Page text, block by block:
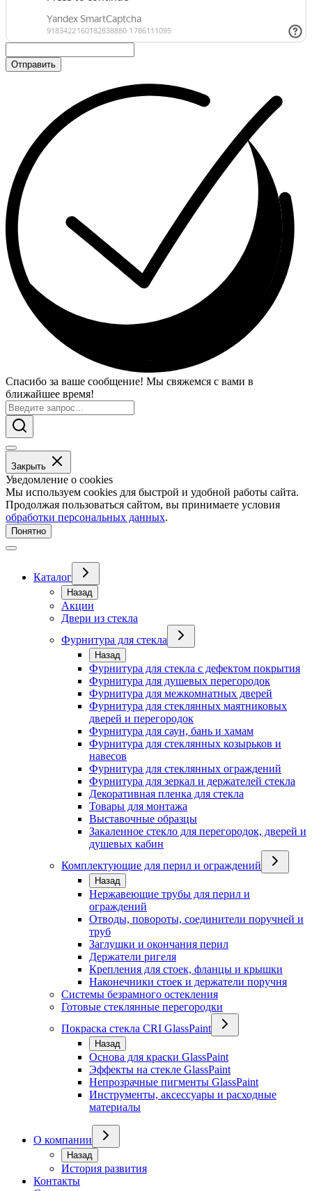
Отправить
Спасибо за ваше сообщение! Мы свяжемся с вами в
ближайшее время!
Закрыть
Уведомление о cookies
Мы используем cookies для быстрой и удобной работы сайта.
Продолжая пользоваться сайтом, вы принимаете условия
обработки персональных данных.
Понятно
Каталог
Назад
Акции
Двери из стекла
Фурнитура для стекла
Назад
Фурнитура для стекла с дефектом покрытия
Фурнитура для душевых перегородок
Фурнитура для межкомнатных дверей
Фурнитура для стеклянных маятниковых
дверей и перегородок
Фурнитура для саун, бань и хамам
Фурнитура для стеклянных козырьков и
навесов
Фурнитура для стеклянных ограждений
Фурнитура для зеркал и держателей стекла
Декоративная пленка для стекла
Товары для монтажа
Выставочные образцы
Закаленное стекло для перегородок, дверей и
душевых кабин
Комплектующие для перил и ограждений
Назад
Нержавеющие трубы для перил и
ограждений
Отводы, повороты, соединители поручней и
труб
Заглушки и окончания перил
Держатели ригеля
Крепления для стоек, фланцы и крышки
Наконечники стоек и держатели поручня
Системы безрамного остекления
Готовые стеклянные перегородки
Покраска стекла CRI GlassPaint
Назад
Основа для краски GlassPaint
Эффекты на стекле GlassPaint
Непрозрачные пигменты GlassPaint
Инструменты, аксессуары и расходные
материалы
О компании
Назад
История развития
Контакты